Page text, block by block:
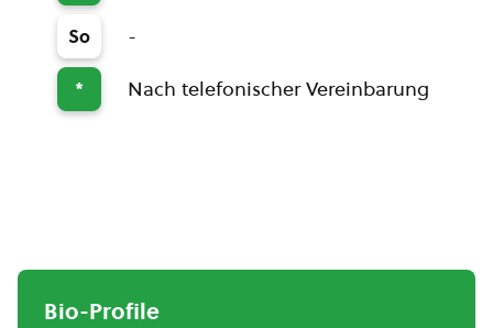
So -
* Nach telefonischer Vereinbarung
Bio-Profile